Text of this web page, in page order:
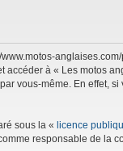
à « Les motos
vous-même. En effet,
sous la « licence
responsable de la